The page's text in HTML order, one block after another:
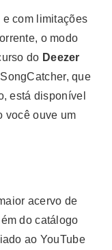
com limitações
o modo
do Deezer
que
está disponível
você ouve um
acervo de
do catálogo
ao YouTube